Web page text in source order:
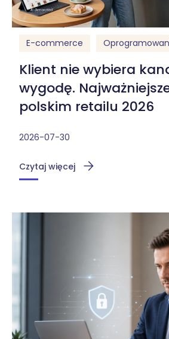
E-commerce
Klient nie wybiera
wygodę.
polskim retailu 2026
2026-07-30
Czytaj więcej